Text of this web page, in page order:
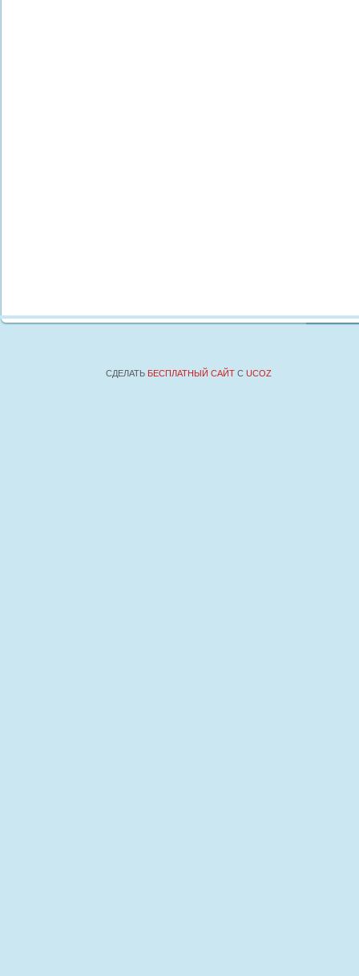
СДЕЛАТЬ БЕСПЛАТНЫЙ САЙТ С UCOZ